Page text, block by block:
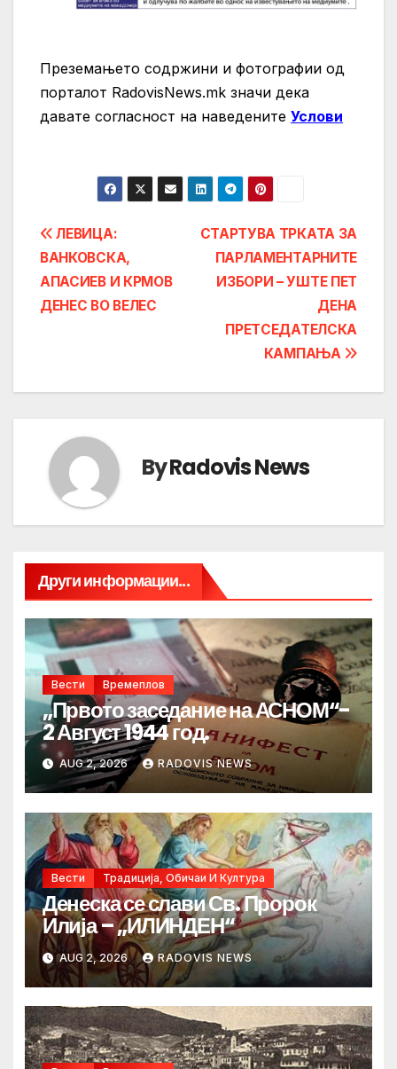
Преземањето содржини и фотографии од
порталот RadovisNews.mk значи дека
давате согласност на нaведените Услови
Post
navigation
СТАРТУВА ТРКАТА ЗА
ПАРЛАМЕНТАРНИТЕ
ИЗБОРИ – УШТЕ ПЕТ
ДЕНА
ПРЕТСЕДАТЕЛСКА
КАМПАЊА
ЛЕВИЦА:
ВАНКОВСКА,
АПАСИЕВ И КРМОВ
ДЕНЕС ВО ВЕЛЕС
ByRadovis News
Други информации...
Вести Времеплов
„Првото заседание на АСНОМ“-
2 Август 1944 год.
AUG 2, 2026 RADOVIS NEWS
Вести Традиција, Обичаи И Култура
Денеска се слави Св. Пророк
Илија – „ИЛИНДЕН“
AUG 2, 2026 RADOVIS NEWS